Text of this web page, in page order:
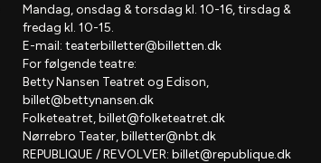
Mandag, onsdag & torsdag kl. 10-16, tirsdag &
fredag kl. 10-15.
E-mail: teaterbilletter@billetten.dk
For følgende teatre:
Betty Nansen Teatret og Edison,
billet@bettynansen.dk
Folketeatret,billet@folketeatret.dk
Nørrebro Teater,billetter@nbt.dk
REPUBLIQUE / REVOLVER: billet@republique.dk